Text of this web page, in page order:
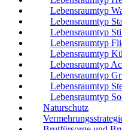
Lebensraumtyp
Lebensraumtyp
Lebensraumtyp
Lebensraumtyp
Lebensraumtyp
Lebensraumtyp
Lebensraumtyp
Lebensraumtyp
Lebensraumtyp
Naturschutz